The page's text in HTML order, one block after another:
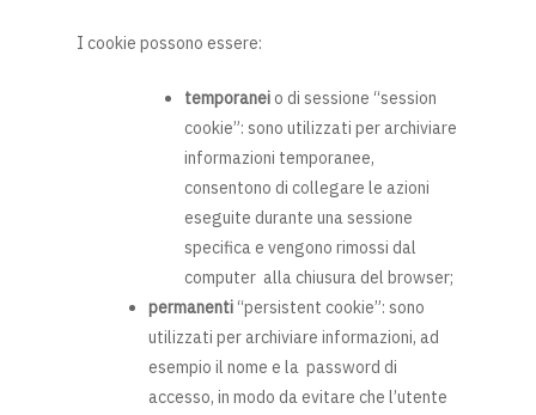
I cookie possono essere:
temporanei o di sessione “session
cookie”: sono utilizzati per archiviare
informazioni temporanee,
consentono di collegare le azioni
eseguite durante una sessione
specifica e vengono rimossi dal
computer alla chiusura del browser;
permanenti “persistent cookie”: sono
utilizzati per archiviare informazioni, ad
esempio il nome e la password di
accesso, in modo da evitare che l’utente